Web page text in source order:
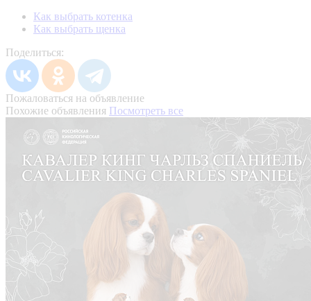
Как выбрать котенка
Как выбрать щенка
Поделиться:
Пожаловаться на объявление
Похожие объявления Посмотреть все